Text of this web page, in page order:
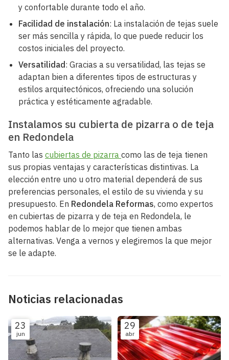
y confortable durante todo el año.
Facilidad de instalación: La instalación de tejas suele
ser más sencilla y rápida, lo que puede reducir los
costos iniciales del proyecto.
Versatilidad: Gracias a su versatilidad, las tejas se
adaptan bien a diferentes tipos de estructuras y
estilos arquitectónicos, ofreciendo una solución
práctica y estéticamente agradable.
Instalamos su cubierta de pizarra o de teja
en Redondela
Tanto las cubiertas de pizarra como las de teja tienen
sus propias ventajas y características distintivas. La
elección entre uno u otro material dependerá de sus
preferencias personales, el estilo de su vivienda y su
presupuesto. En Redondela Reformas, como expertos
en cubiertas de pizarra y de teja en Redondela, le
podemos hablar de lo mejor que tienen ambas
alternativas. Venga a vernos y elegiremos la que mejor
se le adapte.
Noticias relacionadas
23
jun
29
abr